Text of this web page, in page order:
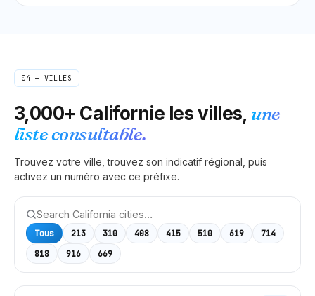
04 — VILLES
3,000+ Californie les villes, une
liste consultable.
Trouvez votre ville, trouvez son indicatif régional, puis
activez un numéro avec ce préfixe.
Tous 213 310 408 415 510 619
714
818
916 669